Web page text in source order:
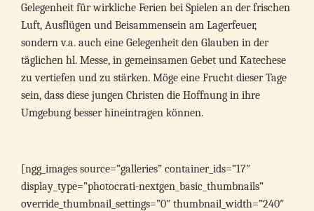
Gelegenheit für wirkliche Ferien bei Spielen an der frischen
Luft, Ausflügen und Beisammensein am Lagerfeuer,
sondern v.a. auch eine Gelegenheit den Glauben in der
täglichen hl. Messe, in gemeinsamen Gebet und Katechese
zu vertiefen und zu stärken. Möge eine Frucht dieser Tage
sein, dass diese jungen Christen die Hoffnung in ihre
Umgebung besser hineintragen können.
[ngg_images source=”galleries” container_ids=”17″
display_type=”photocrati-nextgen_basic_thumbnails”
override_thumbnail_settings=”0″ thumbnail_width=”240″